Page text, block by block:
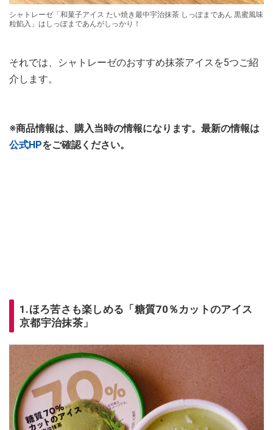
シャトレーゼ「和菓子アイス たい焼き最中宇治抹茶 しっぽまであん 黒蜜風味
粒餡入」はしっぽまであんがしっかり！
それでは、シャトレーゼのおすすめ抹茶アイスを5つご紹
介します。
※商品情報は、購入当時の情報になります。最新の情報は
公式HPをご確認ください。
1.ほろ苦さも楽しめる「糖質70％カットのアイス
京都宇治抹茶」